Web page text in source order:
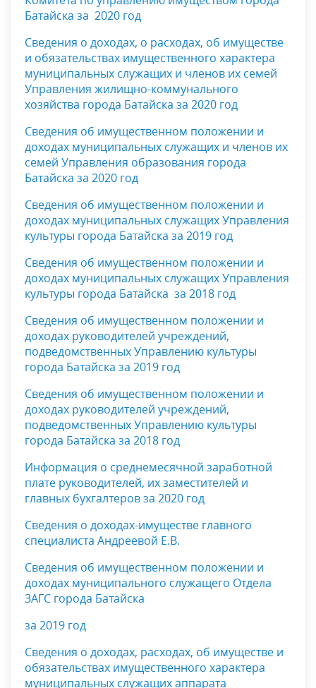
Батайска за 2020 год
Сведения о доходах, о расходах, об имуществе
и обязательствах имущественного характера
муниципальных служащих и членов их семей
Управления жилищно-коммунального
хозяйства города Батайска за 2020 год
Сведения об имущественном положении и
доходах муниципальных служащих и членов их
семей Управления образования города
Батайска за 2020 год
Сведения об имущественном положении и
доходах муниципальных служащих Управления
культуры города Батайска за 2019 год
Сведения об имущественном положении и
доходах муниципальных служащих Управления
культуры города Батайска за 2018 год
Сведения об имущественном положении и
доходах руководителей учреждений,
подведомственных Управлению культуры
города Батайска за 2019 год
Сведения об имущественном положении и
доходах руководителей учреждений,
подведомственных Управлению культуры
города Батайска за 2018 год
Информация о среднемесячной заработной
плате руководителей, их заместителей и
главных бухгалтеров за 2020 год
Сведения о доходах-имуществе главного
специалиста Андреевой Е.В.
Сведения об имущественном положении и
доходах муниципального служащего Отдела
ЗАГС города Батайска
за 2019 год
Сведения о доходах, расходах, об имуществе и
обязательствах имущественного характера
муниципальных служащих аппарата